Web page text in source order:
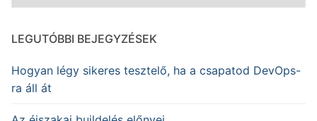
LEGUTÓBBI BEJEGYZÉSEK
Hogyan légy sikeres tesztelő, ha a csapatod DevOps-
ra áll át